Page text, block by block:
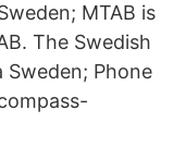
MTAB is
The Swedish
Phone